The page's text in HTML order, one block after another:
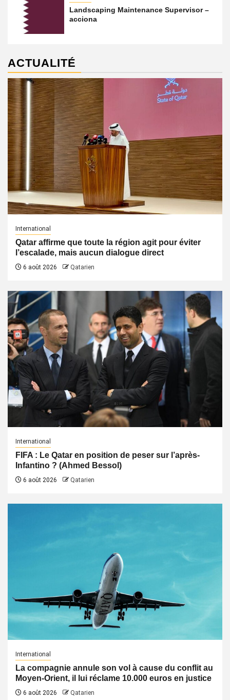
Landscaping Maintenance Supervisor –
acciona
ACTUALITÉ
International
Qatar affirme que toute la région agit pour éviter
l’escalade, mais aucun dialogue direct
6 août 2026 Qatarien
International
FIFA : Le Qatar en position de peser sur l’après-
Infantino ? (Ahmed Bessol)
6 août 2026 Qatarien
International
La compagnie annule son vol à cause du conflit au
Moyen-Orient, il lui réclame 10.000 euros en justice
6 août 2026 Qatarien